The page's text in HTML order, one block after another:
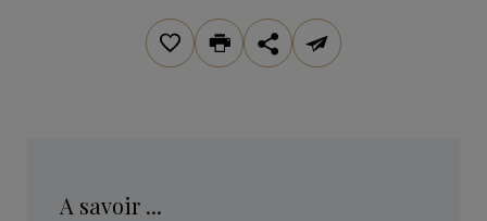
A savoir ...